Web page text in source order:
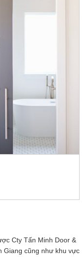
Cty Tấn Minh Door &
Giang cũng như khu vực